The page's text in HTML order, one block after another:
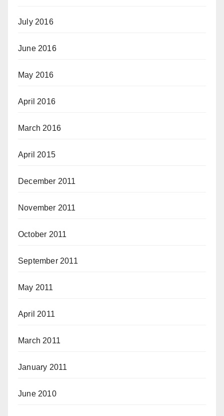
July 2016
June 2016
May 2016
April 2016
March 2016
April 2015
December 2011
November 2011
October 2011
September 2011
May 2011
April 2011
March 2011
January 2011
June 2010